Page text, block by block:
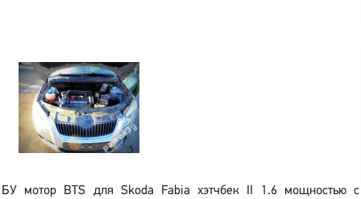
БУ мотор BTS для Skoda Fabia хэтчбек II 1.6 мощностью с